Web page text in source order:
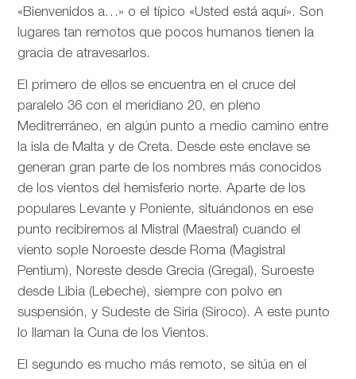
«Bienvenidos a…» o el típico «Usted está aquí». Son
lugares tan remotos que pocos humanos tienen la
gracia de atravesarlos.
El primero de ellos se encuentra en el cruce del
paralelo 36 con el meridiano 20, en pleno
Meditrerráneo, en algún punto a medio camino entre
la isla de Malta y de Creta. Desde este enclave se
generan gran parte de los nombres más conocidos
de los vientos del hemisferio norte. Aparte de los
populares Levante y Poniente, situándonos en ese
punto recibiremos al Mistral (Maestral) cuando el
viento sople Noroeste desde Roma (Magistral
Pentium), Noreste desde Grecia (Gregal), Suroeste
desde Libia (Lebeche), siempre con polvo en
suspensión, y Sudeste de Siria (Siroco). A este punto
lo llaman la Cuna de los Vientos.
El segundo es mucho más remoto, se sitúa en el